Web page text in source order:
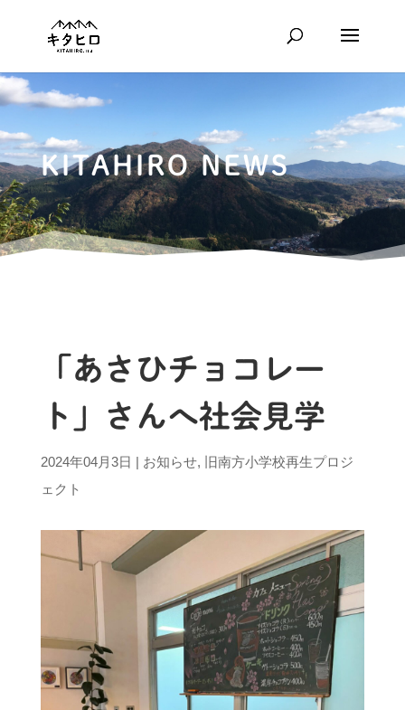
KITAHIRO NEWS
「あさひチョコレー
ト」さんへ社会見学
2024年04月3日 | お知らせ, 旧南方小学校再生プロジ
ェクト